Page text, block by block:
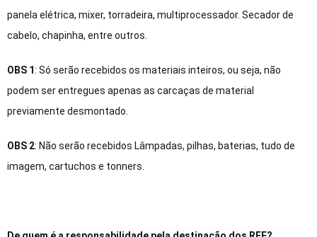
panela elétrica, mixer, torradeira, multiprocessador. Secador de
cabelo, chapinha, entre outros.
OBS 1: Só serão recebidos os materiais inteiros, ou seja, não
podem ser entregues apenas as carcaças de material
previamente desmontado.
OBS 2: Não serão recebidos Lâmpadas, pilhas, baterias, tudo de
imagem, cartuchos e tonners.